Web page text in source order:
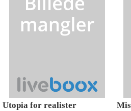
Utopia for realister